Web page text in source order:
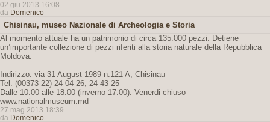
02 giu 2013 16:08
da Domenico
Chisinau, museo Nazionale di Archeologia e Storia
Al momento attuale ha un patrimonio di circa 135.000 pezzi. Detiene
un’importante collezione di pezzi riferiti alla storia naturale della Repubblica
Moldova.
Indirizzo: via 31 August 1989 n.121 A, Chisinau
Tel: (00373 22) 24 04 26, 24 43 25
Dalle 10.00 alle 18.00 (inverno 17.00). Venerdi chiuso
www.nationalmuseum.md
27 mag 2013 18:39
da Domenico